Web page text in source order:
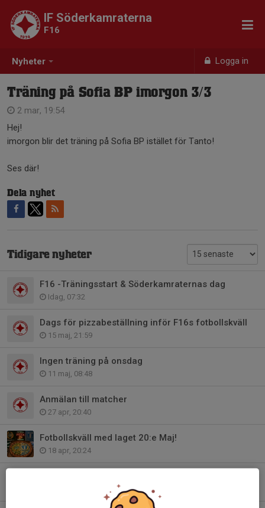
Nyheter Logga in
IF Söderkamraterna
F16
Träning på Sofia BP imorgon 3/3
2 mar, 19:54
Hej!
imorgon blir det träning på Sofia BP istället för Tanto!
Ses där!
Dela nyhet
Tidigare nyheter
F16 -Träningsstart & Söderkamraternas dag
Idag, 07:32
Dags för pizzabeställning inför F16s fotbollskväll
15 maj, 21:59
Ingen träning på onsdag
11 maj, 08:48
Anmälan till matcher
27 apr, 20:40
Fotbollskväll med laget 20:e Maj!
18 apr, 20:24